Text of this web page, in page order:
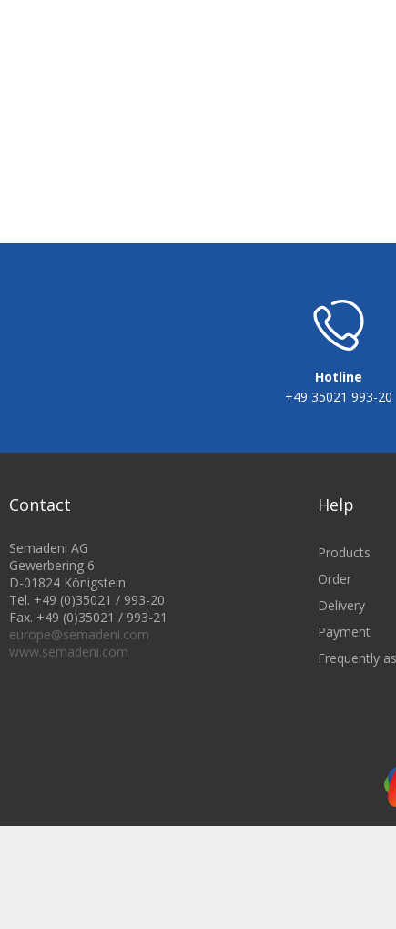
Hotline
+49 35021 993-20
Contact
Semadeni AG
Gewerbering 6
D-01824 Königstein
Tel. +49 (0)35021 / 993-20
Fax. +49 (0)35021 / 993-21
europe@semadeni.com
www.semadeni.com
Help
Products
Order
Delivery
Payment
Frequently